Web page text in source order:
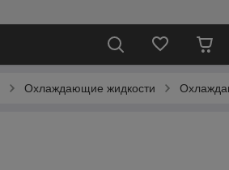
Охлаждающие жидкости